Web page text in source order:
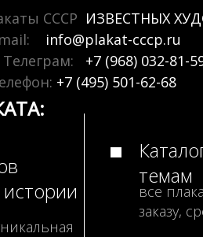
СССР ИЗВЕСТНЫХ
info@plakat-cccp.ru
+7 (968) 032-81-
+7 (495) 501-62-68
темам
все
заказу,